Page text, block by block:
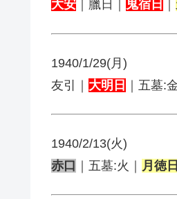
大安 ｜臘日｜ 鬼宿日
1940/1/29(月)
友引｜ 大明日 ｜五墓:
1940/2/13(火)
赤口
｜五墓:火｜ 月徳日